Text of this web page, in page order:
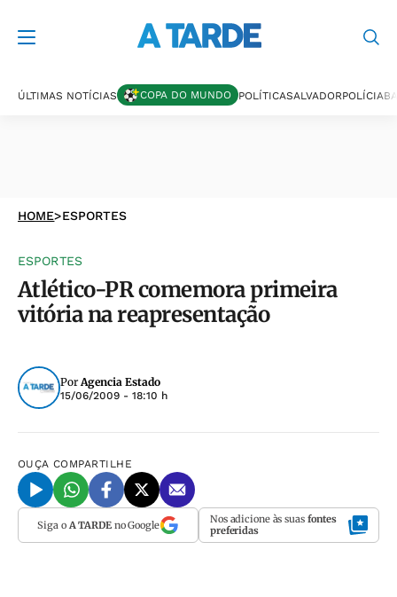
ÚLTIMAS NOTÍCIAS COPA DO MUNDO POLÍTICASALVADORPOLÍCIA
HOME>ESPORTES
ESPORTES
Atlético-PR comemora primeira
vitória na reapresentação
PorAgencia Estado
15/06/2009 - 18:10 h
OUÇA COMPARTILHE
Siga o A TARDEno Google Nos adicione às suas fontes
preferidas